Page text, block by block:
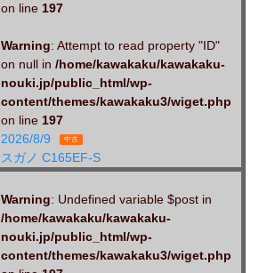
on line 197
Warning: Attempt to read property "ID"
on null in /home/kawakaku/kawakaku-
nouki.jp/public_html/wp-
content/themes/kawakaku3/wiget.php
on line 197
2026/8/9
中古
スガノ C165EF-S
Warning: Undefined variable $post in
/home/kawakaku/kawakaku-
nouki.jp/public_html/wp-
content/themes/kawakaku3/wiget.php